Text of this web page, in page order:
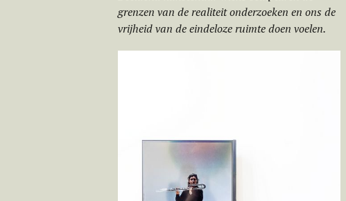
grenzen van de realiteit onderzoeken en ons de
vrijheid van de eindeloze ruimte doen voelen.